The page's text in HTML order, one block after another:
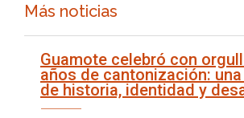
Más noticias
Guamote celebró con
años de cantonización:
de historia, identidad y